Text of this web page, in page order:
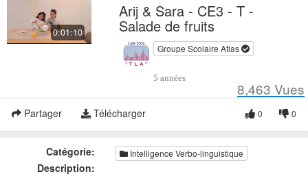
0:01:10
Arij & Sara - CE3 - T -
Salade de fruits
Groupe Scolaire Atlas
5 années
8,463 Vues
Partager Télécharger 0
0
Catégorie: Intelligence Verbo-linguistique
Description: